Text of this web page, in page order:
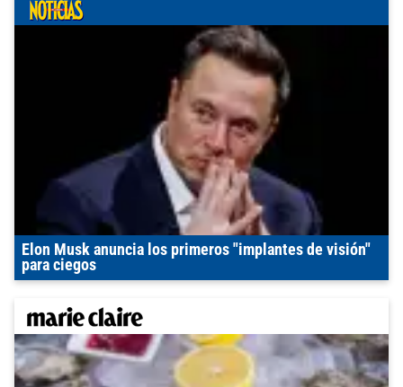
Elon Musk anuncia los primeros "implantes de visión"
para ciegos